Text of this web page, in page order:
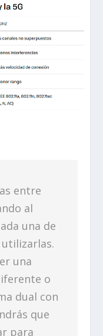
entre
al
una de
una
o
dual con
que
para